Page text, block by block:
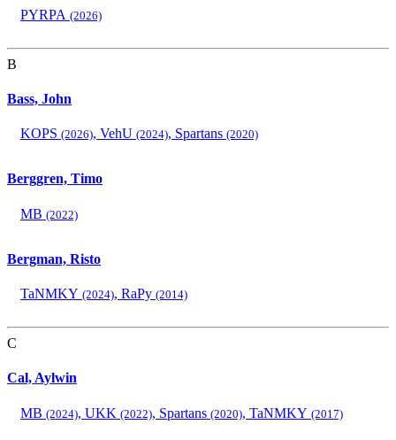
PYRPA (2026)
B
Bass, John
KOPS (2026), VehU (2024), Spartans (2020)
Berggren, Timo
MB (2022)
Bergman, Risto
TaNMKY (2024), RaPy (2014)
C
Cal, Aylwin
MB (2024), UKK (2022), Spartans (2020), TaNMKY (2017)